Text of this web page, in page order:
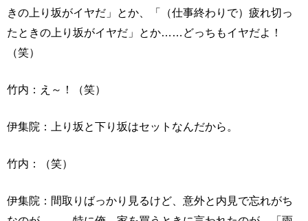
きの上り坂がイヤだ」とか、「（仕事終わりで）疲れ切っ
たときの上り坂がイヤだ」とか……どっちもイヤだよ！
（笑）
竹内：え～！（笑）
伊集院：上り坂と下り坂はセットなんだから。
竹内：（笑）
伊集院：間取りばっかり見るけど、意外と内見で忘れがち